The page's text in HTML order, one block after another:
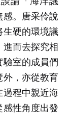
。唐采伶說
硬的環境議
而去探究相
室的成員們
外，亦從教育
程中親近海
性角度出發